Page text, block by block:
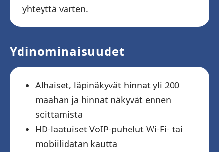
yhteyttä varten.
Ydinominaisuudet
Alhaiset, läpinäkyvät hinnat yli 200
maahan ja hinnat näkyvät ennen
soittamista
HD-laatuiset VoIP-puhelut Wi-Fi- tai
mobiilidatan kautta